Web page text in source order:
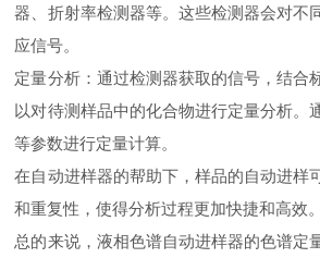
器、折射率检测器等。这些检测器会对不
应信号。
定量分析：通过检测器获取的信号，结合
以对待测样品中的化合物进行定量分析。
等参数进行定量计算。
在自动进样器的帮助下，样品的自动进样
和重复性，使得分析过程更加快捷和高效
总的来说，液相色谱自动进样器的色谱定